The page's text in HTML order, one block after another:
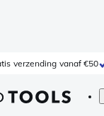
verzending vanaf €50